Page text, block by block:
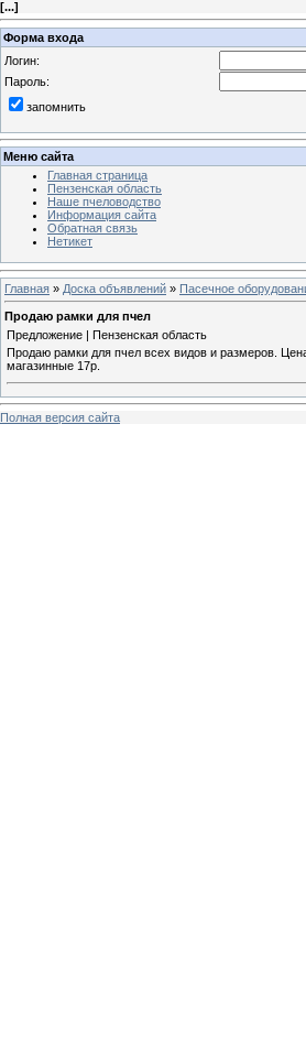
[...]
Форма входа
Логин:
Пароль:
запомнить
Меню сайта
Главная страница
Пензенская область
Наше пчеловодство
Информация сайта
Обратная связь
Нетикет
Главная » Доска объявлений » Пасечное
Продаю рамки для пчел
Предложение | Пензенская область
Продаю рамки для пчел всех видов и размеров.
магазинные 17р.
Полная версия сайта